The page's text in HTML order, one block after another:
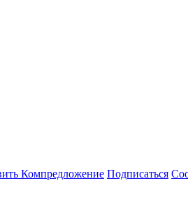
Компредложение Подписаться